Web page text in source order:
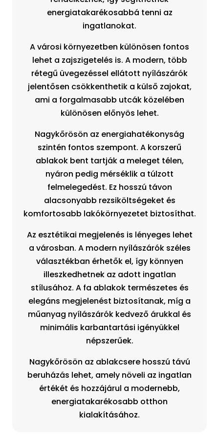
energiatakarékosabbá tenni az
ingatlanokat.
A városi környezetben különösen fontos
lehet a zajszigetelés is. A modern, több
rétegű üvegezéssel ellátott nyílászárók
jelentősen csökkenthetik a külső zajokat,
ami a forgalmasabb utcák közelében
különösen előnyös lehet.
Nagykőrösön az energiahatékonyság
szintén fontos szempont. A korszerű
ablakok bent tartják a meleget télen,
nyáron pedig mérséklik a túlzott
felmelegedést. Ez hosszú távon
alacsonyabb rezsiköltségeket és
komfortosabb lakókörnyezetet biztosíthat.
Az esztétikai megjelenés is lényeges lehet
a városban. A modern nyílászárók széles
választékban érhetők el, így könnyen
illeszkedhetnek az adott ingatlan
stílusához. A fa ablakok természetes és
elegáns megjelenést biztosítanak, míg a
műanyag nyílászárók kedvező árukkal és
minimális karbantartási igényükkel
népszerűek.
Nagykőrösön az ablakcsere hosszú távú
beruházás lehet, amely növeli az ingatlan
értékét és hozzájárul a modernebb,
energiatakarékosabb otthon
kialakításához.